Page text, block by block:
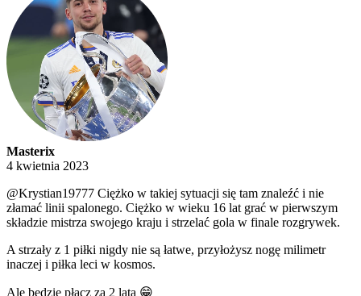
Masterix
4 kwietnia 2023
@Krystian19777 Ciężko w takiej sytuacji się tam znaleźć i nie
złamać linii spalonego. Ciężko w wieku 16 lat grać w pierwszym
składzie mistrza swojego kraju i strzelać gola w finale rozgrywek.
A strzały z 1 piłki nigdy nie są łatwe, przyłożysz nogę milimetr
inaczej i piłka leci w kosmos.
Ale będzie płacz za 2 lata 😁